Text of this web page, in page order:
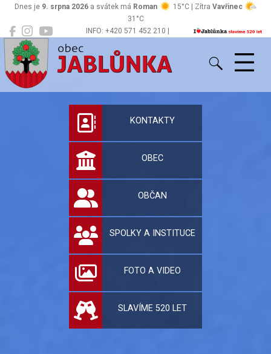
INFO: +420 571 452 210 |
Dnes je 9. srpna 2026 a svátek má Roman 15°C | Zítra Vavřinec
31°C
Jablůnka
Oficiální stránky
KONTAKTY
OBEC
OBČAN
SPOLKY A INSTITUCE
FOTO A VIDEO
SLAVÍME 520 LET